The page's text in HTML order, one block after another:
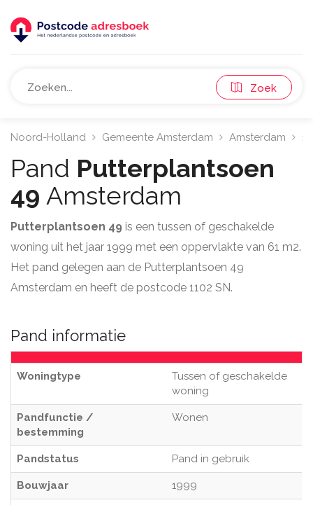
Zoek
Noord-Holland Gemeente Amsterdam Amsterdam
Pand Putterplantsoen
49 Amsterdam
Putterplantsoen 49 is een tussen of geschakelde
woning uit het jaar 1999 met een oppervlakte van 61 m2.
Het pand gelegen aan de Putterplantsoen 49
Amsterdam en heeft de postcode 1102 SN.
Pand informatie
Woningtype
Tussen of geschakelde
woning
Pandfunctie /
bestemming
Wonen
Pandstatus Pand in gebruik
Bouwjaar 1999